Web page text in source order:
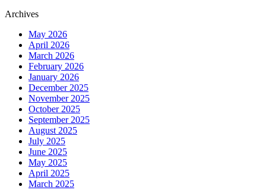
Archives
May 2026
April 2026
March 2026
February 2026
January 2026
December 2025
November 2025
October 2025
September 2025
August 2025
July 2025
June 2025
May 2025
April 2025
March 2025